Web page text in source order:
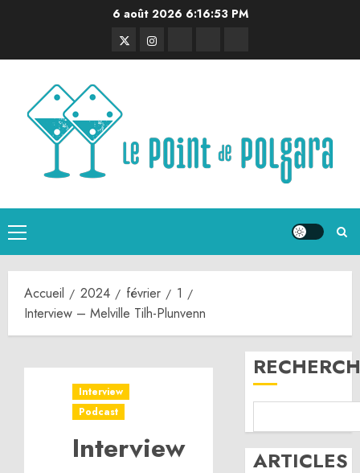
6 août 2026 6:16:54 PM
TwitterInstagram
Menu
principal
Accueil 2024 février
1
Interview – Melville Tilh-Plunvenn
Interview
Podcast
Interview
ARTICLES